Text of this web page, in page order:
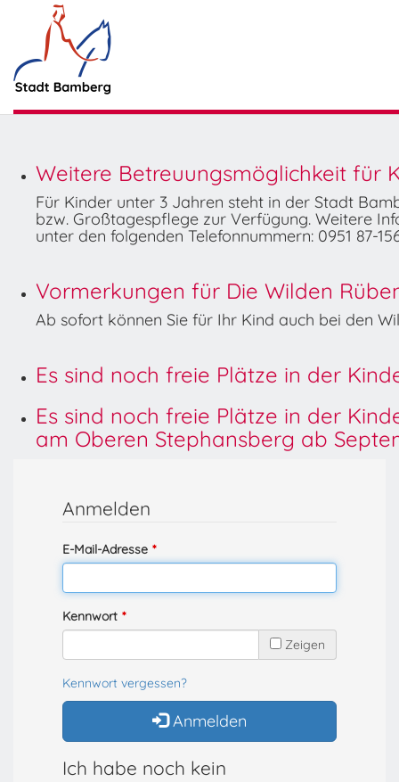
Weitere Betreuungsmöglichkeit für
Für Kinder unter 3 Jahren steht in der Stadt
bzw. Großtagespflege zur Verfügung. Weitere
unter den folgenden Telefonnummern: 0951 87-
Vormerkungen für Die Wilden
Ab sofort können Sie für Ihr Kind auch bei den
Es sind noch freie Plätze in der
Es sind noch freie Plätze in der
am Oberen Stephansberg ab
Anmelden
E-Mail-Adresse
Kennwort
Zeigen
Kennwort vergessen?
Anmelden
Ich habe noch kein